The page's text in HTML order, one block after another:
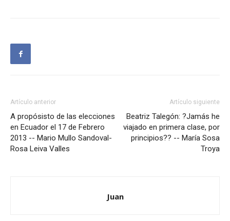
Artículo anterior
A propósisto de las elecciones
en Ecuador el 17 de Febrero
2013 -- Mario Mullo Sandoval-
Rosa Leiva Valles
Artículo siguiente
Beatriz Talegón: ?Jamás he
viajado en primera clase, por
principios?? -- María Sosa
Troya
Juan